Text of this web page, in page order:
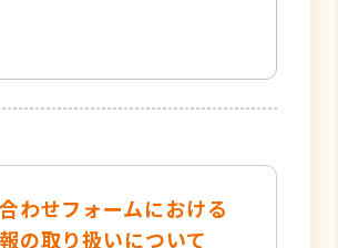
わせフォームにおける
の取り扱いについて